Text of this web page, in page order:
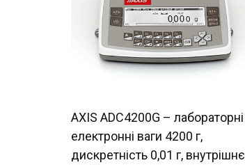
AXIS ADC4200G – лабораторні
електронні ваги 4200 г,
дискретність 0,01 г, внутрішнє